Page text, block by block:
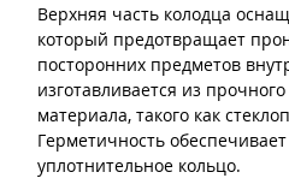
Верхняя часть колодца
который предотвращает
посторонних предметов
изготавливается из
материала, такого как
Герметичность
уплотнительное кольцо.